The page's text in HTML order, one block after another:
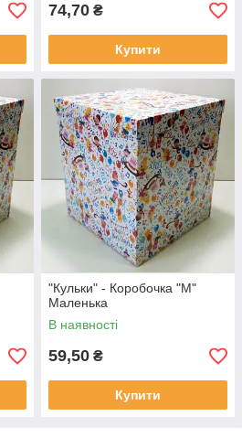
74,70 ₴
Купити
"Кульки" - Коробочка "М"
Маленька
В наявності
59,50 ₴
Купити